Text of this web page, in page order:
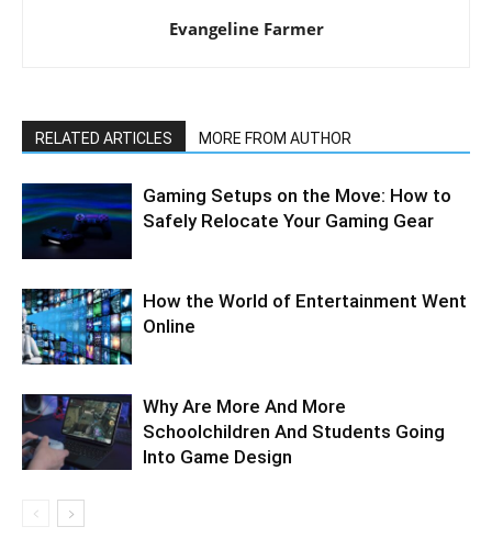
Evangeline Farmer
RELATED ARTICLES MORE FROM AUTHOR
Gaming Setups on the Move: How to
Safely Relocate Your Gaming Gear
How the World of Entertainment Went
Online
Why Are More And More
Schoolchildren And Students Going
Into Game Design